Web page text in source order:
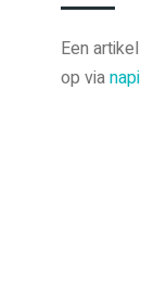
Een
op via